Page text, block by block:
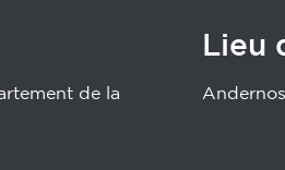
de la
Lieu
Andernos